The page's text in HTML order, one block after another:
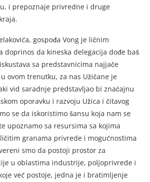
i prepoznaje privredne i druge
gospođa Vong je ličnim
doprinos da kineska delegacija dođe baš
sa predstavnicima najjače
ovom trenutku, za nas Užičane je
vid saradnje predstavljao bi značajnu
oporavku i razvoju Užica i čitavog
se da iskoristimo šansu koja nam se
upoznamo sa resursima sa kojima
granama privrede i mogućnostima
smo da postoji prostor za
u oblastima industrije, poljoprivrede i
već postoje, jedna je i bratimljenje